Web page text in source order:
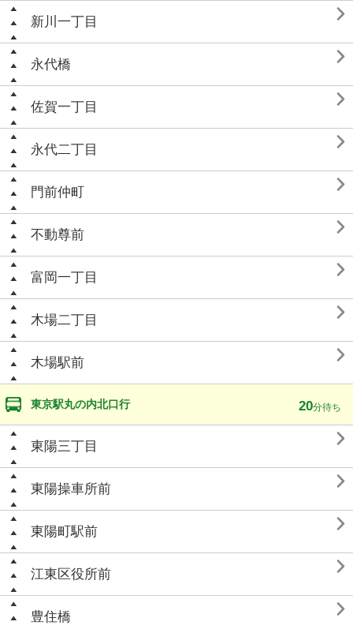
新川一丁目 
永代橋 
佐賀一丁目 
永代二丁目 
門前仲町 
不動尊前 
富岡一丁目 
木場二丁目 
木場駅前 
東京駅丸の内北口行 20分待ち
東陽三丁目 
東陽操車所前 
東陽町駅前 
江東区役所前 
豊住橋 